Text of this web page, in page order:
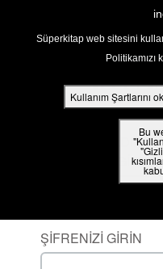
Süperkitap web sitesini
Kullanım Şartlarını
Bu
KULLANICI ADINIZI
ADRESİNİZİ GİRİN
ŞİFRENİZİ GİRİN